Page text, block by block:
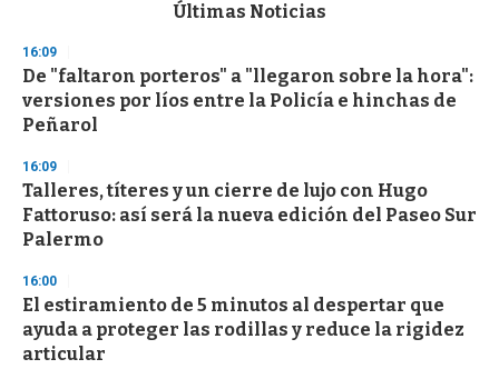
d
s
o
f
3
s
e
c
o
n
Últimas Noticias
16:09
De "faltaron porteros" a "llegaron sobre la hora":
versiones por líos entre la Policía e hinchas de
Peñarol
16:09
Talleres, títeres y un cierre de lujo con Hugo
Fattoruso: así será la nueva edición del Paseo Sur
Palermo
16:00
El estiramiento de 5 minutos al despertar que
ayuda a proteger las rodillas y reduce la rigidez
articular